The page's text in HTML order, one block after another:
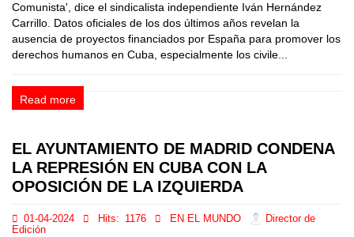
Comunista', dice el sindicalista independiente Iván Hernández
Carrillo. Datos oficiales de los dos últimos años revelan la
ausencia de proyectos financiados por España para promover los
derechos humanos en Cuba, especialmente los civile...
Read more
EL AYUNTAMIENTO DE MADRID CONDENA
LA REPRESIÓN EN CUBA CON LA
OPOSICIÓN DE LA IZQUIERDA
01-04-2024 Hits: 1176 EN EL MUNDO
Director de
Edición